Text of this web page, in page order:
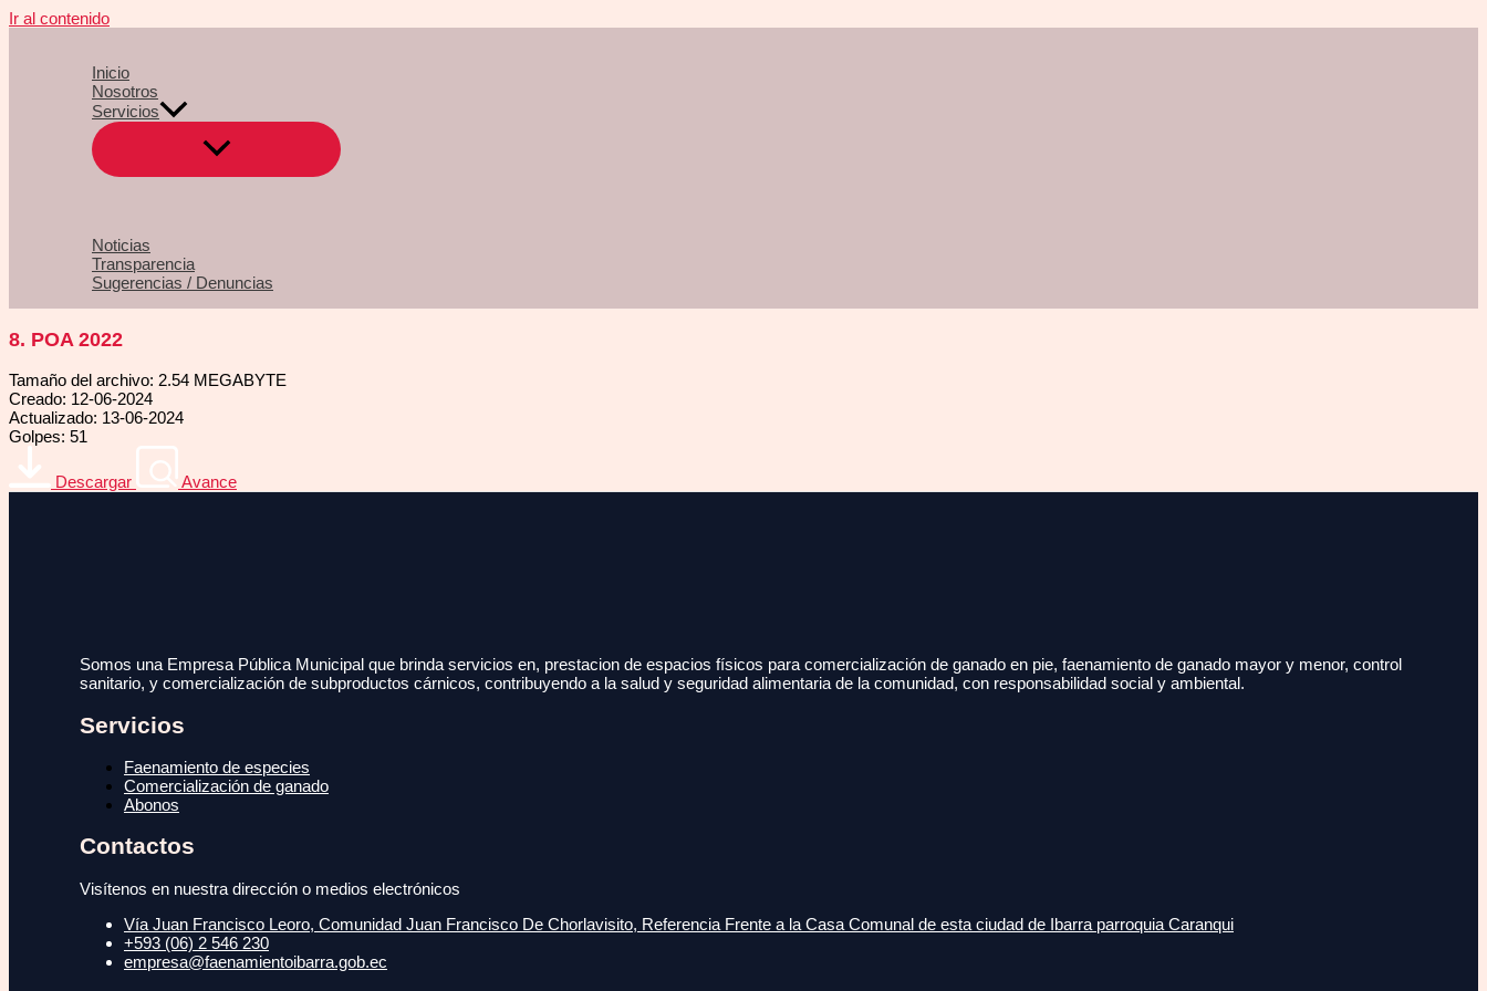
Ir al contenido
Inicio
Nosotros
Servicios
Noticias
Transparencia
Sugerencias / Denuncias
8. POA 2022
Tamaño del archivo: 2.54 MEGABYTE
Creado: 12-06-2024
Actualizado: 13-06-2024
Golpes: 51
Descargar Avance
Somos una Empresa Pública Municipal que brinda servicios en, prestacion de espacios físicos para comercialización de ganado en pie, faenamiento de ganado mayor y menor, control
sanitario, y comercialización de subproductos cárnicos, contribuyendo a la salud y seguridad alimentaria de la comunidad, con responsabilidad social y ambiental.
Servicios
Faenamiento de especies
Comercialización de ganado
Abonos
Contactos
Visítenos en nuestra dirección o medios electrónicos
Vía Juan Francisco Leoro, Comunidad Juan Francisco De Chorlavisito, Referencia Frente a la Casa Comunal de esta ciudad de Ibarra parroquia Caranqui
+593 (06) 2 546 230
empresa@faenamientoibarra.gob.ec